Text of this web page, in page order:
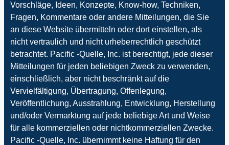
Vorschläge, Ideen, Konzepte, Know-how, Techniken,
Fragen, Kommentare oder andere Mitteilungen, die Sie
an diese Website übermitteln oder dort einstellen, als
nicht vertraulich und nicht urheberrechtlich geschützt
betrachtet. Pacific -Quelle, Inc. ist berechtigt, jede dieser
Mitteilungen für jeden beliebigen Zweck zu verwenden,
einschließlich, aber nicht beschränkt auf die
Vervielfältigung, Übertragung, Offenlegung,
Veröffentlichung, Ausstrahlung, Entwicklung, Herstellung
und/oder Vermarktung auf jede beliebige Art und Weise
für alle kommerziellen oder nichtkommerziellen Zwecke.
Pacific -Quelle, Inc. übernimmt keine Haftung für den